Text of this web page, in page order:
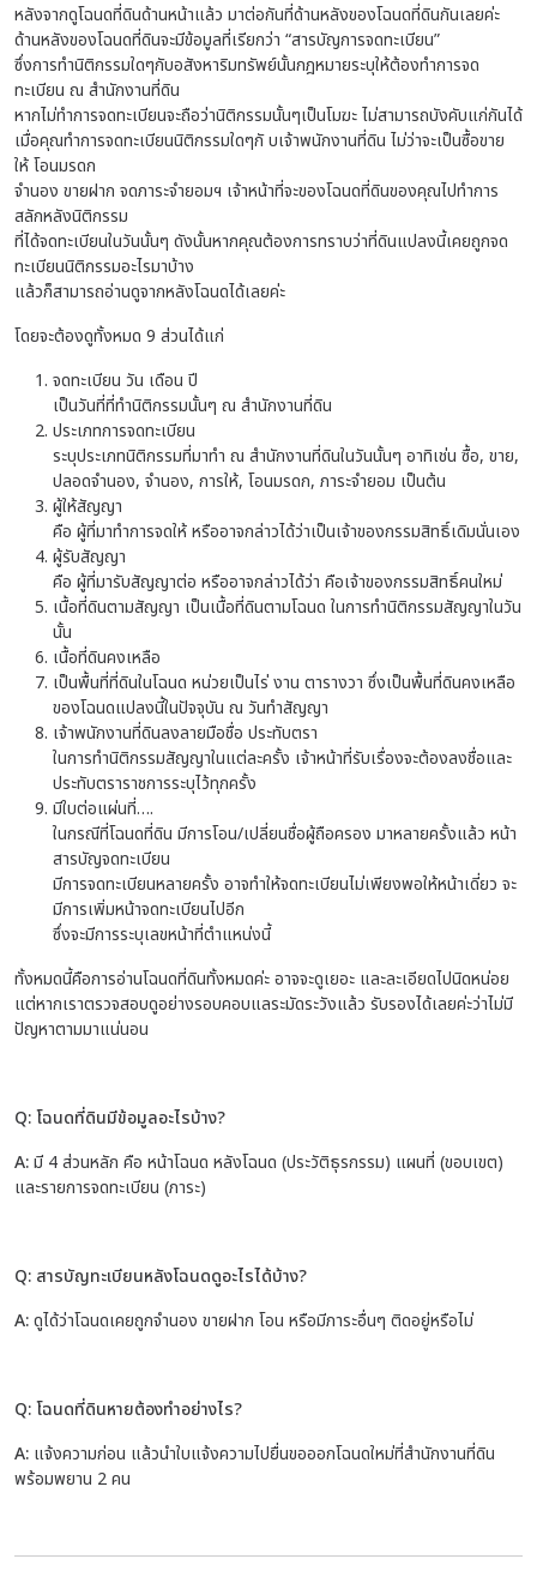
หลังจากดูโฉนดที่ดินด้านหน้าแล้ว มาต่อกันที่ด้านหลังของโฉนดที่ดินกันเลยค่ะ
ด้านหลังของโฉนดที่ดินจะมีข้อมูลที่เรียกว่า “สารบัญการจดทะเบียน”
ซึ่งการทำนิติกรรมใดๆกับอสังหาริมทรัพย์นั้นกฎหมายระบุให้ต้องทำการจด
ทะเบียน ณ สำนักงานที่ดิน
หากไม่ทำการจดทะเบียนจะถือว่านิติกรรมนั้นๆเป็นโมฆะ ไม่สามารถบังคับแก่กันได้
เมื่อคุณทำการจดทะเบียนนิติกรรมใดๆกั บเจ้าพนักงานที่ดิน ไม่ว่าจะเป็นซื้อขาย
ให้ โอนมรดก
จำนอง ขายฝาก จดภาระจำยอมฯ เจ้าหน้าที่จะของโฉนดที่ดินของคุณไปทำการ
สลักหลังนิติกรรม
ที่ได้จดทะเบียนในวันนั้นๆ ดังนั้นหากคุณต้องการทราบว่าที่ดินแปลงนี้เคยถูกจด
ทะเบียนนิติกรรมอะไรมาบ้าง
แล้วก็สามารถอ่านดูจากหลังโฉนดได้เลยค่ะ
โดยจะต้องดูทั้งหมด 9 ส่วนได้แก่
จดทะเบียน วัน เดือน ปี
เป็นวันที่ที่ทำนิติกรรมนั้นๆ ณ สำนักงานที่ดิน
ประเภทการจดทะเบียน
ระบุประเภทนิติกรรมที่มาทำ ณ สำนักงานที่ดินในวันนั้นๆ อาทิเช่น ซื้อ, ขาย,
ปลอดจำนอง, จำนอง, การให้, โอนมรดก, ภาระจำยอม เป็นต้น
ผู้ให้สัญญา
คือ ผู้ที่มาทำการจดให้ หรืออาจกล่าวได้ว่าเป็นเจ้าของกรรมสิทธิ์เดิมนั่นเอง
ผู้รับสัญญา
คือ ผู้ที่มารับสัญญาต่อ หรืออาจกล่าวได้ว่า คือเจ้าของกรรมสิทธิ์คนใหม่
เนื้อที่ดินตามสัญญา เป็นเนื้อที่ดินตามโฉนด ในการทำนิติกรรมสัญญาในวัน
นั้น
เนื้อที่ดินคงเหลือ
เป็นพื้นที่ที่ดินในโฉนด หน่วยเป็นไร่ งาน ตารางวา ซึ่งเป็นพื้นที่ดินคงเหลือ
ของโฉนดแปลงนี้ในปัจจุบัน ณ วันทำสัญญา
เจ้าพนักงานที่ดินลงลายมือชื่อ ประทับตรา
ในการทำนิติกรรมสัญญาในแต่ละครั้ง เจ้าหน้าที่รับเรื่องจะต้องลงชื่อและ
ประทับตราราชการระบุไว้ทุกครั้ง
มีใบต่อแผ่นที่….
ในกรณีที่โฉนดที่ดิน มีการโอน/เปลี่ยนชื่อผู้ถือครอง มาหลายครั้งแล้ว หน้า
สารบัญจดทะเบียน
มีการจดทะเบียนหลายครั้ง อาจทำให้จดทะเบียนไม่เพียงพอให้หน้าเดี่ยว จะ
มีการเพิ่มหน้าจดทะเบียนไปอีก
ซึ่งจะมีการระบุเลขหน้าที่ตำแหน่งนี้
ทั้งหมดนี้คือการอ่านโฉนดที่ดินทั้งหมดค่ะ อาจจะดูเยอะ และละเอียดไปนิดหน่อย
แต่หากเราตรวจสอบดูอย่างรอบคอบแลระมัดระวังแล้ว รับรองได้เลยค่ะว่าไม่มี
ปัญหาตามมาแน่นอน
Q: โฉนดที่ดินมีข้อมูลอะไรบ้าง?
A:มี 4 ส่วนหลัก คือ หน้าโฉนด หลังโฉนด (ประวัติธุรกรรม) แผนที่ (ขอบเขต)
และรายการจดทะเบียน (ภาระ)
Q: สารบัญทะเบียนหลังโฉนดดูอะไรได้บ้าง?
A:ดูได้ว่าโฉนดเคยถูกจำนอง ขายฝาก โอน หรือมีภาระอื่นๆ ติดอยู่หรือไม่
Q: โฉนดที่ดินหายต้องทำอย่างไร?
A: แจ้งความก่อน แล้วนำใบแจ้งความไปยื่นขอออกโฉนดใหม่ที่สำนักงานที่ดิน
พร้อมพยาน 2 คน